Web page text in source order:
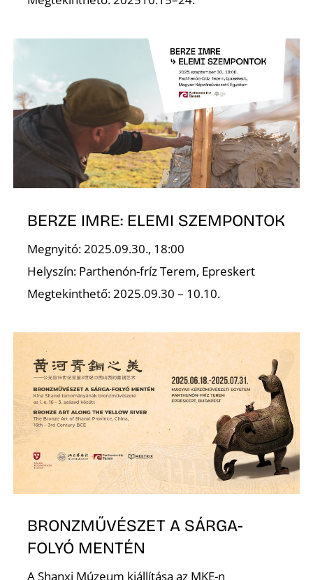
BERZE IMRE: ELEMI SZEMPONTOK
Megnyitó: 2025.09.30., 18:00
Helyszín: Parthenón-fríz Terem, Epreskert
Megtekinthető: 2025.09.30 – 10.10.
BRONZMŰVÉSZET A SÁRGA-
FOLYÓ MENTÉN
A Shanxi Múzeum kiállítása az MKE-n